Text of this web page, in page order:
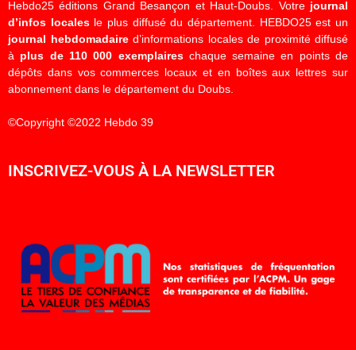
Hebdo25 éditions Grand Besançon et Haut-Doubs. Votre journal
d’infos localesle plus diffusé du département. HEBDO25 est un
journal hebdomadaired’informations locales de proximité diffusé
à plus de 110 000 exemplaireschaque semaine en points de
dépôts dans vos commerces locaux et en boîtes aux lettres sur
abonnement dans le département du Doubs.
©Copyright ©2022 Hebdo 39
INSCRIVEZ-VOUS À LA NEWSLETTER